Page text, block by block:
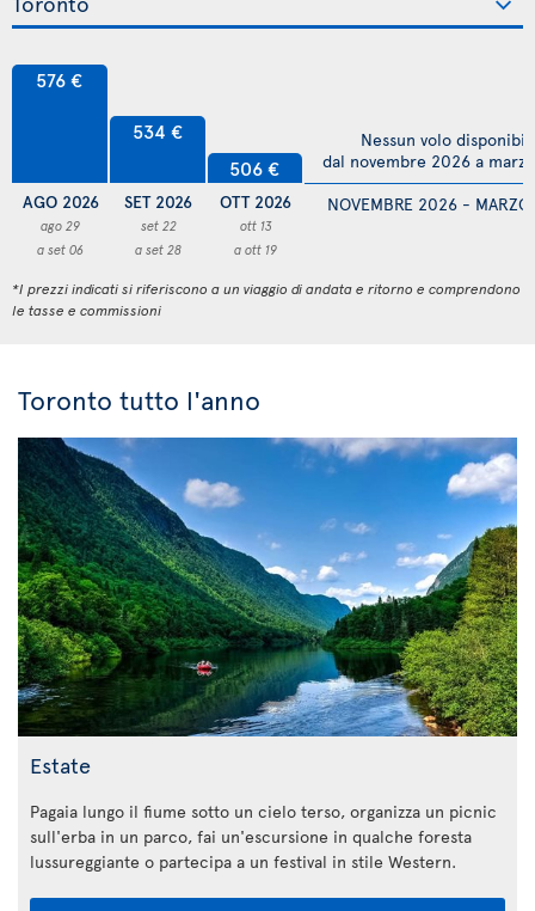
576 €
AGO 2026
ago 29
a set 06
534 €
SET 2026
set 22
a set 28
506 €
OTT 2026
ott 13
a ott 19
NOVEMBRE 2026 -
Nessun volo
dal novembre 2026 a
*I prezzi indicati si riferiscono a un viaggio di andata e ritorno e comprendono
le tasse e commissioni
Toronto tutto l'anno
Estate
Pagaia lungo il fiume sotto un cielo terso, organizza un picnic
sull'erba in un parco, fai un'escursione in qualche foresta
lussureggiante o partecipa a un festival in stile Western.